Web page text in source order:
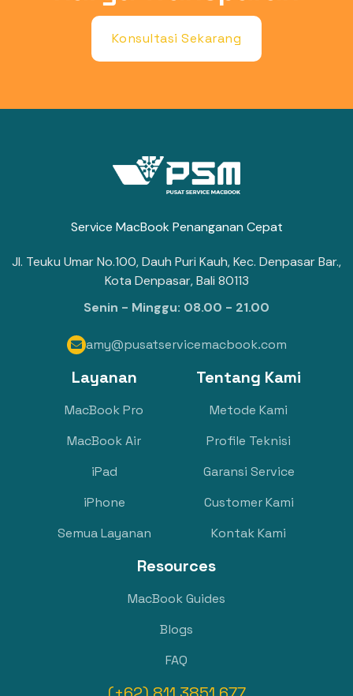
Konsultasi Sekarang
Service MacBook Penanganan Cepat
Jl. Teuku Umar No.100, Dauh Puri Kauh, Kec. Denpasar Bar.,
Kota Denpasar, Bali 80113
Senin - Minggu: 08.00 - 21.00
 amy@pusatservicemacbook.com
Layanan
MacBook Pro
MacBook Air
iPad
iPhone
Semua Layanan
Tentang Kami
Metode Kami
Profile Teknisi
Garansi Service
Customer Kami
Kontak Kami
Resources
MacBook Guides
Blogs
FAQ